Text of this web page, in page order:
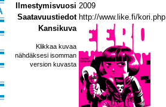
Ilmestymisvuosi 2009
Saatavuustiedot http://www.like.fi/kori.php
Kansikuva
Klikkaa kuvaa
nähdäksesi isomman
version kuvasta